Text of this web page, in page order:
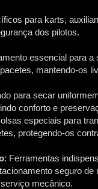
para karts,
dos pilotos.
essencial para a
mantendo-os
para secar
conforto e
especiais para
protegendo-os
: Ferramentas
seguro de
mecânico.